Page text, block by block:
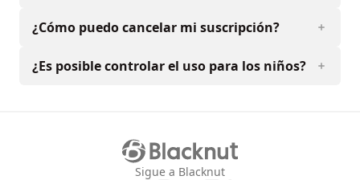
¿Cómo puedo cancelar mi suscripción?
¿Es posible controlar el uso para los niños?
Sigue a Blacknut